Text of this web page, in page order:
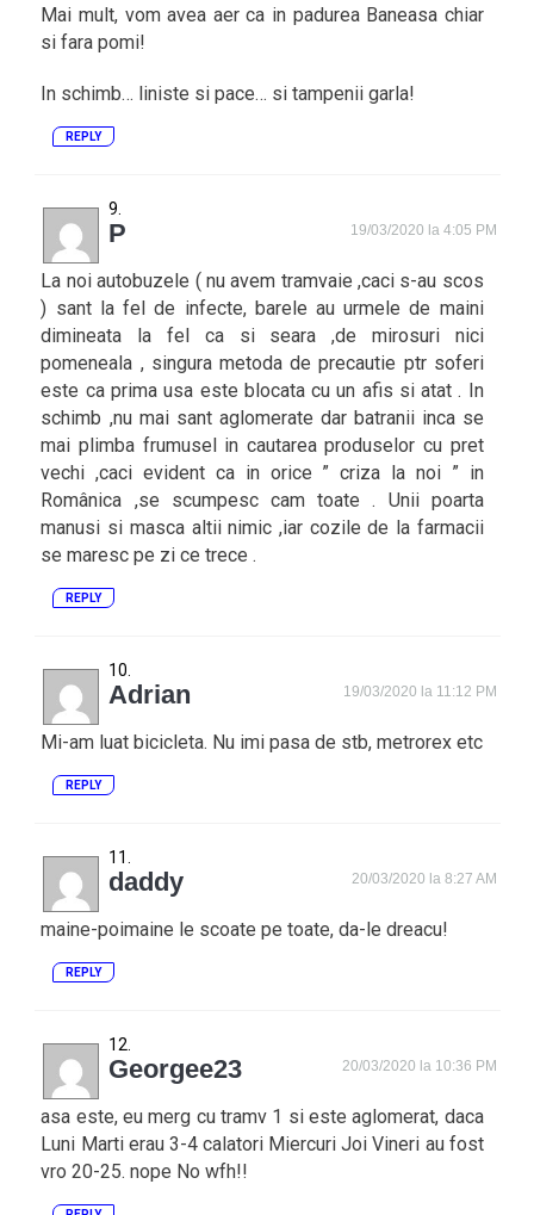
Mai mult, vom avea aer ca in padurea Baneasa chiar
si fara pomi!
In schimb… liniste si pace… si tampenii garla!
REPLY
P 19/03/2020 la 4:05 PM
La noi autobuzele ( nu avem tramvaie ,caci s-au scos
) sant la fel de infecte, barele au urmele de maini
dimineata la fel ca si seara ,de mirosuri nici
pomeneala , singura metoda de precautie ptr soferi
este ca prima usa este blocata cu un afis si atat . In
schimb ,nu mai sant aglomerate dar batranii inca se
mai plimba frumusel in cautarea produselor cu pret
vechi ,caci evident ca in orice ” criza la noi ” in
Românica ,se scumpesc cam toate . Unii poarta
manusi si masca altii nimic ,iar cozile de la farmacii
se maresc pe zi ce trece .
REPLY
Adrian 19/03/2020 la 11:12 PM
Mi-am luat bicicleta. Nu imi pasa de stb, metrorex etc
REPLY
daddy 20/03/2020 la 8:27 AM
maine-poimaine le scoate pe toate, da-le dreacu!
REPLY
Georgee23 20/03/2020 la 10:36 PM
asa este, eu merg cu tramv 1 si este aglomerat, daca
Luni Marti erau 3-4 calatori Miercuri Joi Vineri au fost
vro 20-25. nope No wfh!!